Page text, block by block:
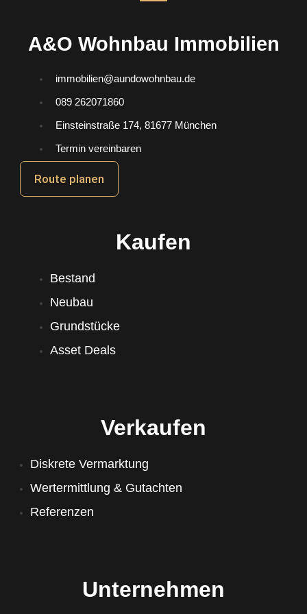
A&O Wohnbau Immobilien
immobilien@aundowohnbau.de
089 262071860
Einsteinstraße 174, 81677 München
Termin vereinbaren
Route planen
Kaufen
Bestand
Neubau
Grundstücke
Asset Deals
Verkaufen
Diskrete Vermarktung
Wertermittlung & Gutachten
Referenzen
Unternehmen